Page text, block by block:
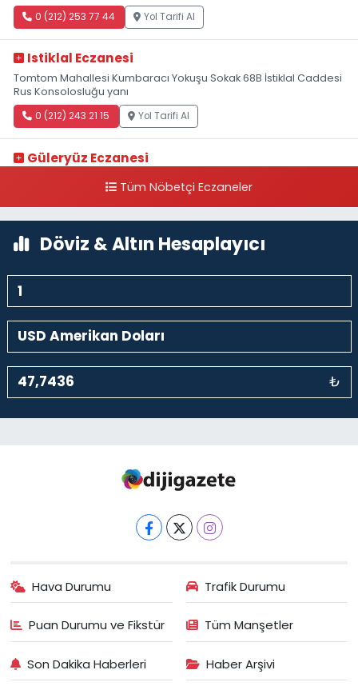
0 (212) 253 77 44 Yol Tarifi Al
Istiklal Eczanesi
Tomtom Mahallesi Kumbaracı Yokuşu Sokak 68B İstiklal Caddesi
Rus Konsolosluğu yanı
0 (212) 243 21 15 Yol Tarifi Al
Güleryüz Eczanesi
kalaycıbahçe Meydana DoğruTüm Nöbetçi Eczaneler
Döviz & Altın Hesaplayıcı
₺
Hava Durumu Trafik Durumu
Puan Durumu ve Fikstür Tüm Manşetler
Son Dakika Haberleri Haber Arşivi